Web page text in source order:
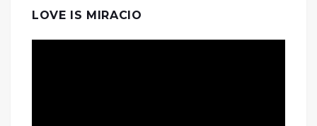
LOVE IS MIRACIO